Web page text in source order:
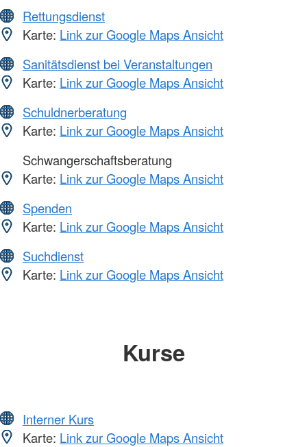
Rettungsdienst
Karte: Link zur Google Maps Ansicht
Sanitätsdienst bei Veranstaltungen
Karte: Link zur Google Maps Ansicht
Schuldnerberatung
Karte: Link zur Google Maps Ansicht
Schwangerschaftsberatung
Karte: Link zur Google Maps Ansicht
Spenden
Karte: Link zur Google Maps Ansicht
Suchdienst
Karte: Link zur Google Maps Ansicht
Kurse
Interner Kurs
Karte: Link zur Google Maps Ansicht